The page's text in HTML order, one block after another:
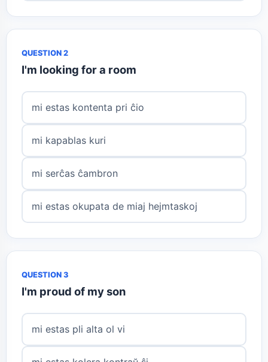
QUESTION 2
I'm looking for a room
mi estas kontenta pri ĉio
mi kapablas kuri
mi serĉas ĉambron
mi estas okupata de miaj hejmtaskoj
QUESTION 3
I'm proud of my son
mi estas pli alta ol vi